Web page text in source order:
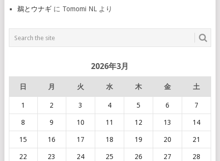
鵜とウナギに Tomomi NLより
2026年3月
日 月 火 水 木 金 土
1 2 3 4 5 6 7
8 9 10 11 12 13 14
15 16 17 18 19 20 21
22 23 24 25 26 27 28